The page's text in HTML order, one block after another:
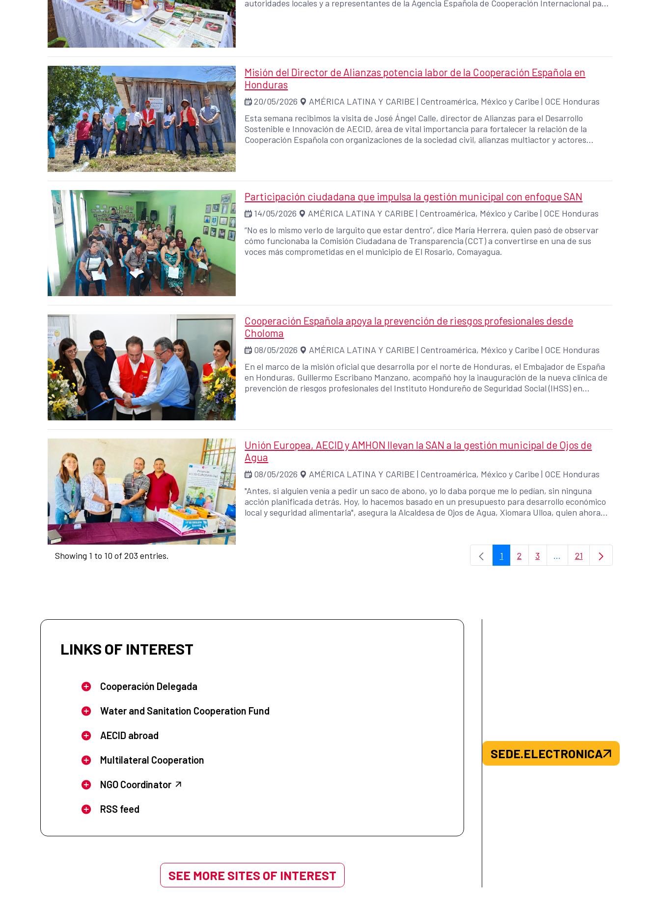
autoridades locales y a representantes de la Agencia Española de Cooperación Internacional para
Misión del Director de Alianzas potencia labor de la Cooperación Española en
Honduras
20/05/2026 AMÉRICA LATINA Y CARIBE | Centroamérica, México y Caribe | OCE Honduras
Esta semana recibimos la visita de José Ángel Calle, director de Alianzas para el Desarrollo
Sostenible e Innovación de AECID, área de vital importancia para fortalecer la relación de la
Cooperación Española con organizaciones de la sociedad civil, alianzas multiactor y actores
Intibucá, y fortalecer el impacto de las alianzas con organizaciones sociales y actores locales.
Participación ciudadana que impulsa la gestión municipal con enfoque SAN
14/05/2026 AMÉRICA LATINA Y CARIBE | Centroamérica, México y Caribe | OCE Honduras
“No es lo mismo verlo de larguito que estar dentro”, dice María Herrera, quien pasó de observar
cómo funcionaba la Comisión Ciudadana de Transparencia (CCT) a convertirse en una de sus
voces más comprometidas en el municipio de El Rosario, Comayagua.
Cooperación Española apoya la prevención de riesgos profesionales desde
Choloma
08/05/2026 AMÉRICA LATINA Y CARIBE | Centroamérica, México y Caribe | OCE Honduras
En el marco de la misión oficial que desarrolla por el norte de Honduras, el Embajador de España
en Honduras, Guillermo Escribano Manzano, acompañó hoy la inauguración de la nueva clínica de
prevención de riesgos profesionales del Instituto Hondureño de Seguridad Social (IHSS) en
Unión Europea, AECID y AMHON llevan la SAN a la gestión municipal de Ojos de
Agua
08/05/2026 AMÉRICA LATINA Y CARIBE | Centroamérica, México y Caribe | OCE Honduras
"Antes, si alguien venía a pedir un saco de abono, yo lo daba porque me lo pedían, sin ninguna
acción planificada detrás. Hoy, lo hacemos basado en un presupuesto para desarrollo económico
local y seguridad alimentaria", asegura la Alcaldesa de Ojos de Agua, Xiomara Ulloa, quien ahora
Showing 1 to 10 of 203 entries.
Page
1 Page
2 Page
3 ...Intermediate Pages Use
Page
21
LINKS OF INTEREST
Cooperación Delegada
Water and Sanitation Cooperation Fund
AECID abroad
Multilateral Cooperation
NGO Coordinator
RSS feed
SEE MORE SITES OF INTEREST
SEDE.ELECTRONICA